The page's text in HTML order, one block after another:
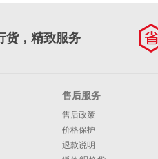
货，精致服务
售后服务
售后政策
价格保护
退款说明